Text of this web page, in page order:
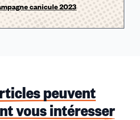
canicule 2023
peuvent
vous intéresser